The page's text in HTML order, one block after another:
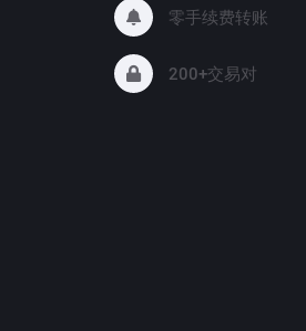
零手续费转账
200+交易对